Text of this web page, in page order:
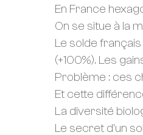
En France
On se situe à la
Le solde
(+100%). Les
Problème : ces
Et cette
La diversité
Le secret d’un